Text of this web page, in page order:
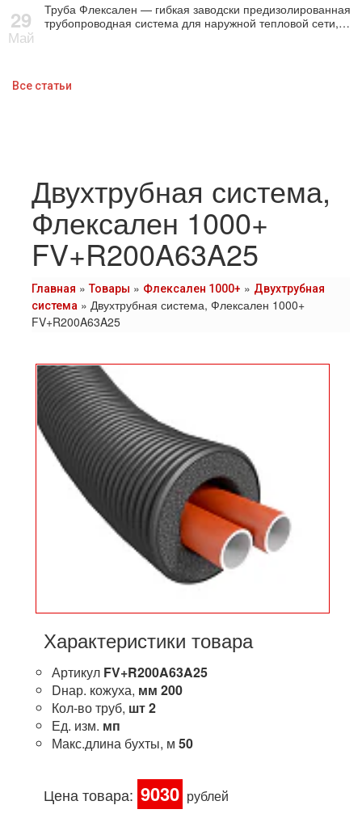
29
Май
Труба Флексален — гибкая заводски предизолированная
трубопроводная система для наружной тепловой сети,…
Все статьи
Двухтрубная система,
Флексален 1000+
FV+R200A63A25
Главная »Товары » Флексален 1000+ » Двухтрубная
система » Двухтрубная система, Флексален 1000+
FV+R200A63A25
Характеристики товара
Артикул FV+R200A63A25
Dнар. кожуха, мм 200
Кол-во труб, шт2
Ед. изм. мп
Макс.длина бухты, м 50
Цена товара: 9030 рублей